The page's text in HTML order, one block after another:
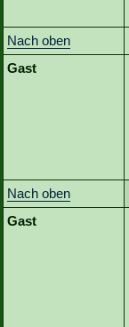
Nach oben
Gast
Nach oben
Gast